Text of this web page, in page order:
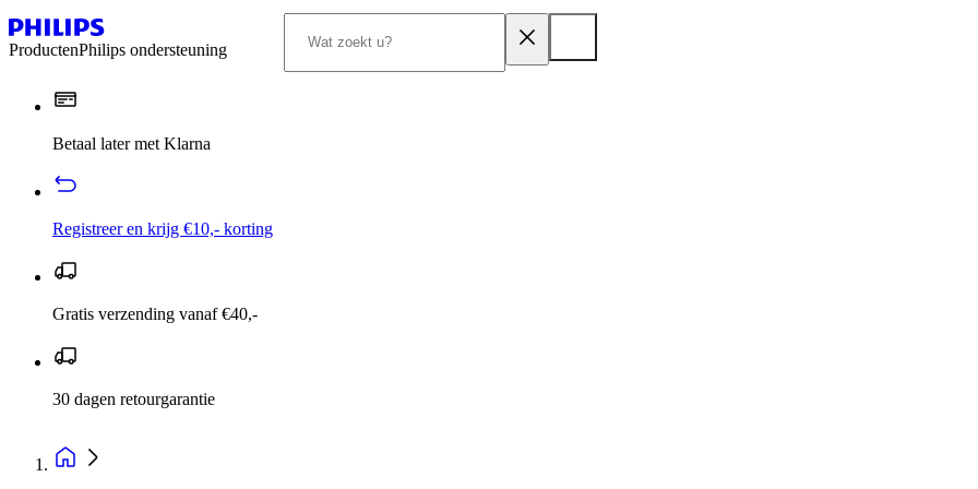
ProductenPhilips ondersteuning
Betaal later met Klarna
Registreer en krijg €10,- korting
Gratis verzending vanaf €40,-
30 dagen retourgarantie